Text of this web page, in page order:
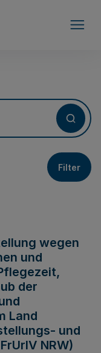
Filter
wegen
und
der
Land
und
NRW)